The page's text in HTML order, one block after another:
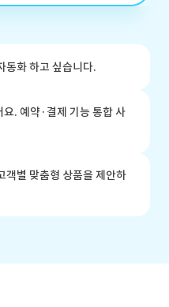
동화 하고 싶습니다.
. 예약·결제 기능 통합 사
객별 맞춤형 상품을 제안하